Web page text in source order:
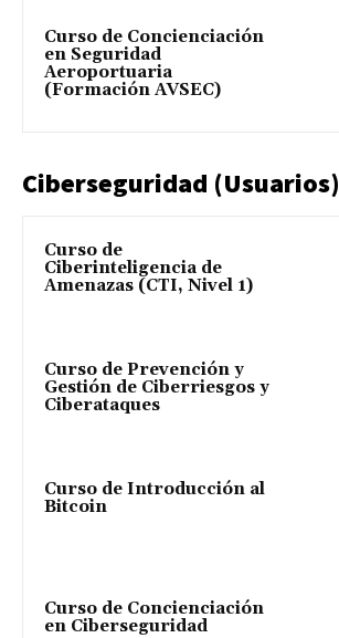
Curso de Concienciación
en Seguridad
Aeroportuaria
(Formación AVSEC)
Ciberseguridad (Usuarios)
Curso de
Ciberinteligencia de
Amenazas (CTI, Nivel 1)
Curso de Prevención y
Gestión de Ciberriesgos y
Ciberataques
Curso de Introducción al
Bitcoin
Curso de Concienciación
en Ciberseguridad